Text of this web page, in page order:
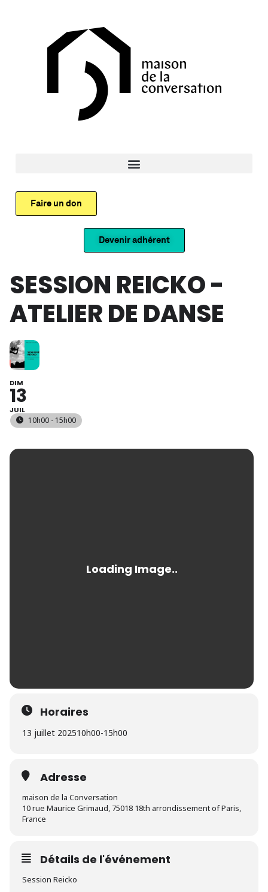
Faire un don
Devenir adhérent
SESSION REICKO -
ATELIER DE DANSE
DIM
13
JUIL
10h00 - 15h00
Horaires
13 juillet 202510h00-15h00
Adresse
maison de la Conversation
10 rue Maurice Grimaud, 75018 18th arrondissement of Paris,
France
Détails de l'événement
Session Reicko